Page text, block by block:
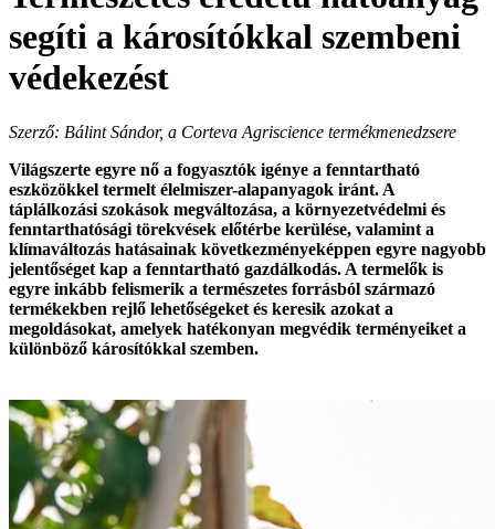
segíti a károsítókkal szembeni
védekezést
Szerző: Bálint Sándor, a Corteva Agriscience termékmenedzsere
Világszerte egyre nő a fogyasztók igénye a fenntartható
eszközökkel termelt élelmiszer-alapanyagok iránt. A
táplálkozási szokások megváltozása, a környezetvédelmi és
fenntarthatósági törekvések előtérbe kerülése, valamint a
klímaváltozás hatásainak következményeképpen egyre nagyobb
jelentőséget kap a fenntartható gazdálkodás. A termelők is
egyre inkább felismerik a természetes forrásból származó
termékekben rejlő lehetőségeket és keresik azokat a
megoldásokat, amelyek hatékonyan megvédik terményeiket a
különböző károsítókkal szemben.